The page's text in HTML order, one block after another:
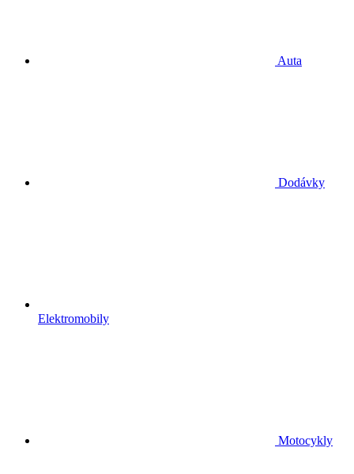
Auta
Dodávky
Elektromobily
Motocykly